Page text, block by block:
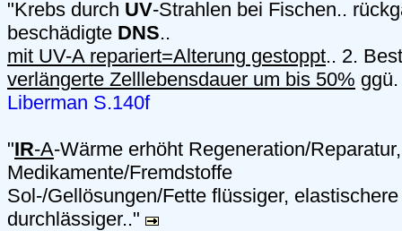
"Krebs durch UV-Strahlen bei Fischen..
beschädigte DNS..
mit UV-A repariert=Alterung gestoppt.. 2.
verlängerte Zelllebensdauer um bis 50%
Liberman S.140f
"IR-A-Wärme erhöht Regeneration/
Medikamente/Fremdstoffe
Sol-/Gellösungen/Fette flüssiger,
durchlässiger.."